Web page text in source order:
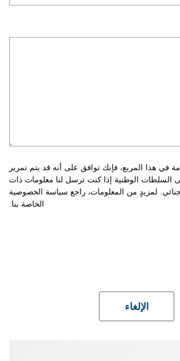
في هذا المربع، فإنك توافق على أنه قد يتم تمرير
السلطات الوطنية إذا كنت ترسل لنا معلومات ذات
لمزيدٍ من المعلومات، راجع سياسة الخصوصية
الخاصة بنا.
الإلغاء